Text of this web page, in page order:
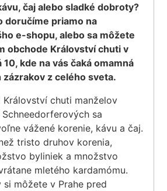
čaj alebo sladké dobroty?
doručíme priamo na
e-shopu, alebo sa môžete
obchode Království chuti v
10, kde na vás čaká omamná
z celého sveta.
Království chuti manželov
sa
vážené korenie, kávu a čaj.
tristo druhov korenia,
byliniek a množstvo
mletého kardamómu.
môžete v Prahe pred